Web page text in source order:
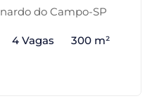
do Campo-SP
4 Vagas 300 m²